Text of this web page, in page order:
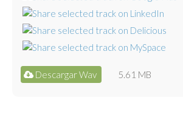
Descargar Wav 5.61 MB